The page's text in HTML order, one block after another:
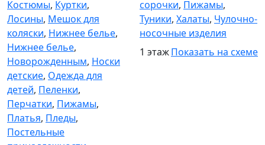
Костюмы, Куртки,
Лосины, Мешок для
коляски, Нижнее белье,
Нижнее белье,
Новорожденным, Носки
детские, Одежда для
детей, Пеленки,
Перчатки, Пижамы,
Платья, Пледы,
Постельные
сорочки, Пижамы,
Туники, Халаты, Чулочно-
носочные изделия
1 этажПоказать на схеме